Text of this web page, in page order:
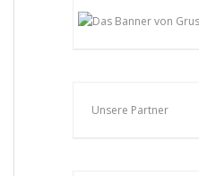
Unsere Partner